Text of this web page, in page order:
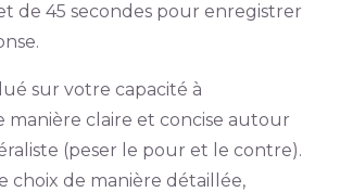
de 45 secondes pour enregistrer
sur votre capacité à
claire et concise autour
(peser le pour et le contre).
choix de manière détaillée,